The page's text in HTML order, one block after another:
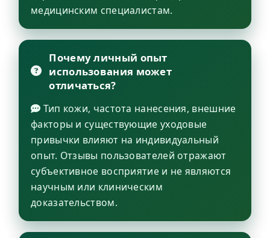
медицинским специалистам.
Почему личный опыт
использования может
отличаться?
Тип кожи, частота нанесения, внешние
факторы и существующие уходовые
привычки влияют на индивидуальный
опыт. Отзывы пользователей отражают
субъективное восприятие и не являются
научным или клиническим
доказательством.